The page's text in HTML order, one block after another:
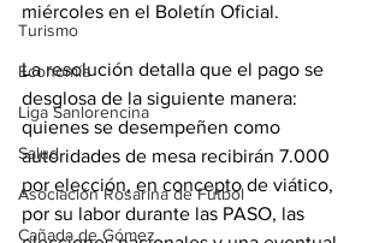
Turismo
Economía
Liga Sanlorencina
Salud
Asociación Rosarina de Fútbol
Cañada de Gómez
miércoles en el Boletín Oficial.
La resolución detalla que el pago se
desglosa de la siguiente manera:
quienes se desempeñen como
autoridades de mesa recibirán 7.000
por elección, en concepto de viático,
por su labor durante las PASO, las